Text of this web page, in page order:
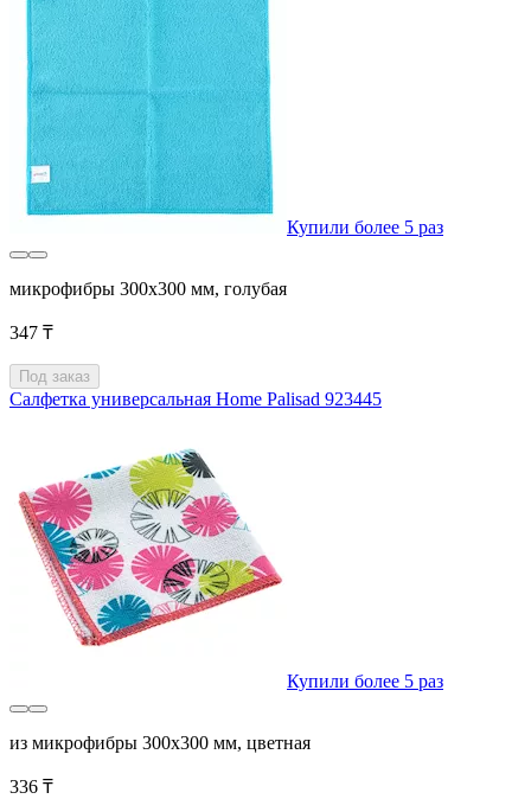
Купили более 5 раз
микрофибры 300x300 мм, голубая
347 ₸
Под заказ
Салфетка универсальная Home Palisad 923445
Купили более 5 раз
из микрофибры 300х300 мм, цветная
336 ₸